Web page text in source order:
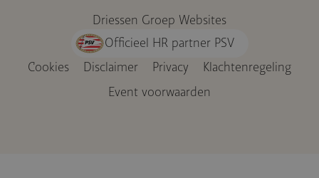
Driessen Groep Websites
Officieel HR partner PSV
Cookies Disclaimer Privacy
Klachtenregeling
Event voorwaarden